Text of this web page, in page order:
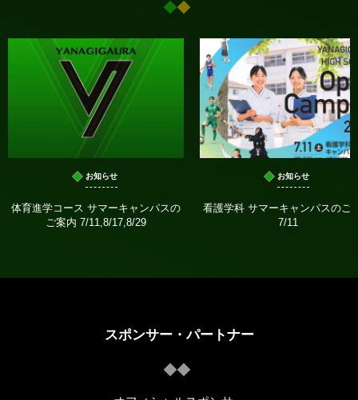
お知らせ
体育進学コース サマーキャンパスの
ご案内 7/11,8/17,8/29
お知らせ
看護学科 サマーキャンパスのご
7/11
スポンサー・パートナー